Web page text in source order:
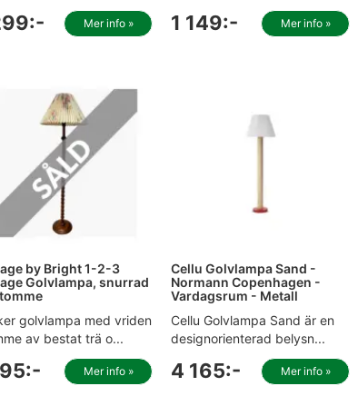
Mer info » 1 149:- Mer info »
by Bright 1-2-3
Golvlampa, snurrad
golvlampa med vriden
av bestat trä o...
Mer info »
Cellu Golvlampa Sand -
Normann Copenhagen -
Vardagsrum - Metall
Cellu Golvlampa Sand är en
designorienterad belysn...
4 165:- Mer info »